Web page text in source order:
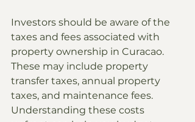
Investors should be aware of the
taxes and fees associated with
property ownership in Curacao.
These may include property
transfer taxes, annual property
taxes, and maintenance fees.
Understanding these costs